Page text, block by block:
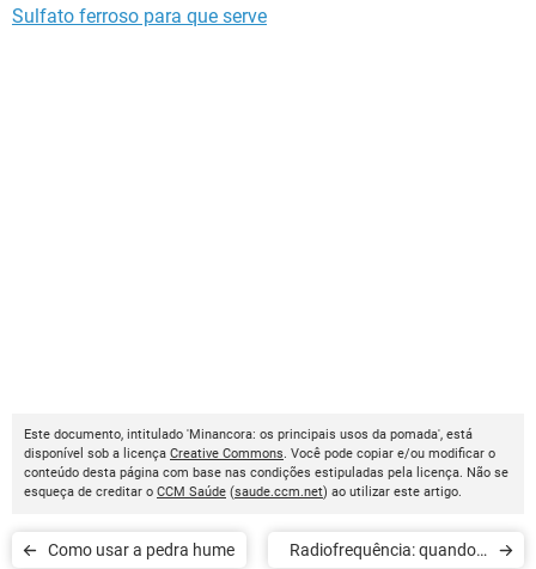
Sulfato ferroso para que serve
Este documento, intitulado 'Minancora: os principais usos da pomada', está
disponível sob a licença Creative Commons. Você pode copiar e/ou modificar o
conteúdo desta página com base nas condições estipuladas pela licença. Não se
esqueça de creditar o CCM Saúde (saude.ccm.net) ao utilizar este artigo.
Como usar a pedra hume
Radiofrequência: quando é